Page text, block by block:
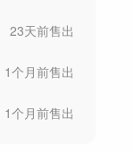
23天前售出
1个月前售出
1个月前售出